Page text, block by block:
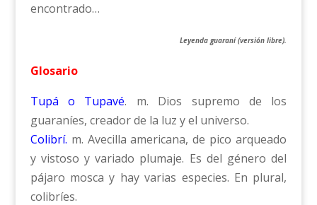
encontrado…
Leyenda guaraní (versión libre).
Glosario
Tupá o Tupavé. m. Dios supremo de los
guaraníes, creador de la luz y el universo.
Colibrí. m. Avecilla americana, de pico arqueado
y vistoso y variado plumaje. Es del género del
pájaro mosca y hay varias especies. En plural,
colibríes.